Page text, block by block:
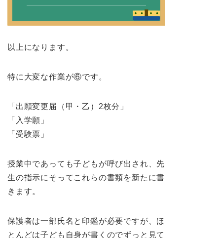
以上になります。
特に大変な作業が⑥です。
「出願変更届（甲・乙）2枚分」
「入学願」
「受験票」
授業中であっても子どもが呼び出され、先
生の指示にそってこれらの書類を新たに書
きます。
保護者は一部氏名と印鑑が必要ですが、ほ
とんどは子ども自身が書くのでずっと見て